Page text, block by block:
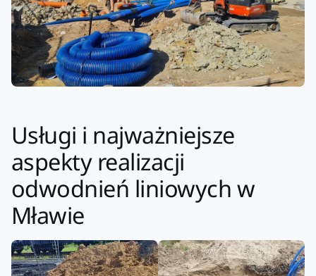
Usługi i najważniejsze
aspekty realizacji
odwodnień liniowych w
Mławie